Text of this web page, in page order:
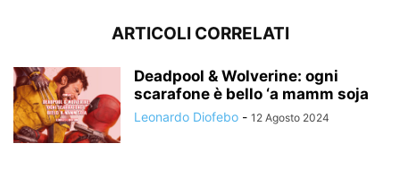
ARTICOLI CORRELATI
Deadpool & Wolverine: ogni
scarafone è bello ‘a mamm soja
Leonardo Diofebo - 12 Agosto 2024